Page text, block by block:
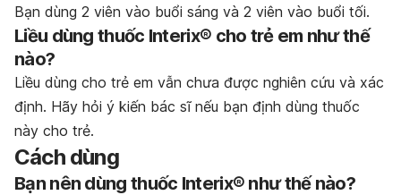
Bạn dùng 2 viên vào buổi sáng và 2 viên vào buổi tối.
Liều dùng thuốc Interix® cho trẻ em như thế
nào?
Liều dùng cho trẻ em vẫn chưa được nghiên cứu và xác
định. Hãy hỏi ý kiến bác sĩ nếu bạn định dùng thuốc
này cho trẻ.
Cách dùng
Bạn nên dùng thuốc Interix® như thế nào?